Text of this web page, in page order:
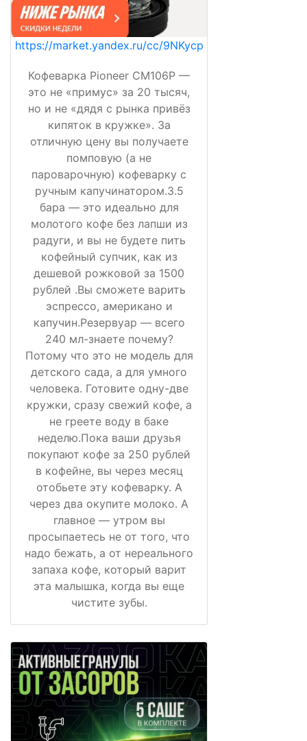
https://market.yandex.ru/cc/9NKycp
Кофеварка Pioneer CM106P —
это не «примус» за 20 тысяч,
но и не «дядя с рынка привёз
кипяток в кружке». За
отличную цену вы получаете
помповую (а не
пароварочную) кофеварку с
ручным капучинатором.3.5
бара — это идеально для
молотого кофе без лапши из
радуги, и вы не будете пить
кофейный супчик, как из
дешевой рожковой за 1500
рублей .Вы сможете варить
эспрессо, американо и
капучин.Резервуар — всего
240 мл-знаете почему?
Потому что это не модель для
детского сада, а для умного
человека. Готовите одну-две
кружки, сразу свежий кофе, а
не греете воду в баке
неделю.Пока ваши друзья
покупают кофе за 250 рублей
в кофейне, вы через месяц
отобьете эту кофеварку. А
через два окупите молоко. А
главное — утром вы
просыпаетесь не от того, что
надо бежать, а от нереального
запаха кофе, который варит
эта малышка, когда вы еще
чистите зубы.